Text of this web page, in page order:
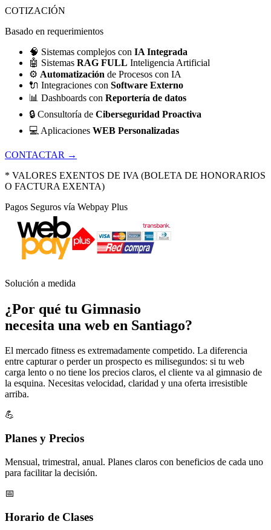
COTIZACIÓN
Basado en requerimientos
🧠 Sistemas complejos con IA Integrada
🤖 Sistemas RAG FULL Inteligencia Artificial
⚙️ Automatización de Procesos con IA
🔌 Integraciones con Software Externo
📊 Dashboards con Reportería de datos
🔒 Consultoría de Ciberseguridad Proactiva
💻 Aplicaciones WEB Personalizadas
CONTACTAR →
* VALORES EXENTOS DE IVA (BOLETA DE HONORARIOS
O FACTURA EXENTA)
Pagos Seguros vía Webpay Plus
Solución a medida
¿Por qué tu Gimnasio
necesita una web en Santiago?
El mercado fitness es extremadamente competido. La diferencia
entre capturar o perder un prospecto es milisegundos: si tu web
carga lento o no tiene los precios claros, el cliente va al gimnasio de
la esquina. Necesitas velocidad, claridad y una oferta irresistible
arriba.
💪
Planes y Precios
Mensual, trimestral, anual. Planes claros con beneficios de cada uno
para facilitar la decisión.
📅
Horario de Clases